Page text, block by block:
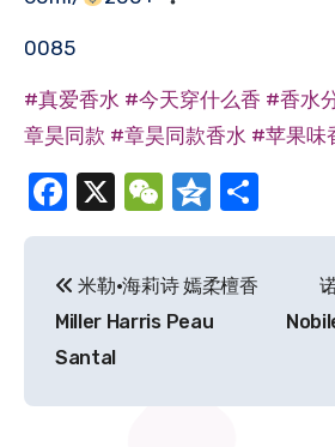
0085
#真爱香水 #今天穿什么香 #香水
章昊同款 #章昊同款香水 #苹果味
Facebook
X WeChat
Qzone
享
章
导
航
米勒·海莉诗 嫣柔檀香
Miller Harris Peau
Santal